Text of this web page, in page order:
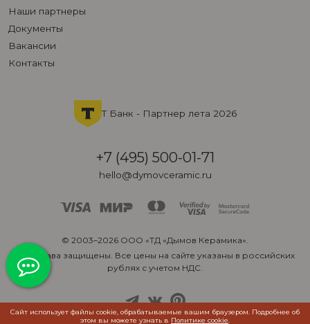
Наши партнеры
Документы
Вакансии
Контакты
Т Банк - Партнер лета 2026
+7 (495) 500-01-71
hello@dymovceramic.ru
© 2003–2026 ООО «ТД «Дымов Керамика».
Все права защищены. Все цены на сайте указаны в российских
рублях с учетом НДС.
Сайт использует файлы cookie, обрабатываемые вашим браузером. Подробнее об
этом вы можете узнать в Политике cookie